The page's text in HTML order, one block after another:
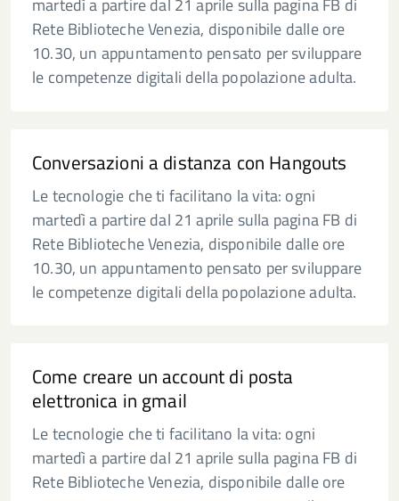
martedì a partire dal 21 aprile sulla pagina FB di
Rete Biblioteche Venezia, disponibile dalle ore
10.30, un appuntamento pensato per sviluppare
le competenze digitali della popolazione adulta.
Conversazioni a distanza con Hangouts
Le tecnologie che ti facilitano la vita: ogni
martedì a partire dal 21 aprile sulla pagina FB di
Rete Biblioteche Venezia, disponibile dalle ore
10.30, un appuntamento pensato per sviluppare
le competenze digitali della popolazione adulta.
Come creare un account di posta
elettronica in gmail
Le tecnologie che ti facilitano la vita: ogni
martedì a partire dal 21 aprile sulla pagina FB di
Rete Biblioteche Venezia, disponibile dalle ore